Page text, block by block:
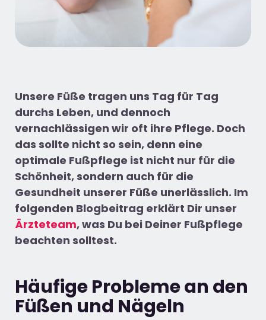
Unsere Füße tragen uns Tag für Tag
durchs Leben, und dennoch
vernachlässigen wir oft ihre Pflege. Doch
das sollte nicht so sein, denn eine
optimale Fußpflege ist nicht nur für die
Schönheit, sondern auch für die
Gesundheit unserer Füße unerlässlich. Im
folgenden Blogbeitrag erklärt Dir unser
Ärzteteam, was Du bei Deiner Fußpflege
beachten solltest.
Häufige Probleme an den
Füßen und Nägeln